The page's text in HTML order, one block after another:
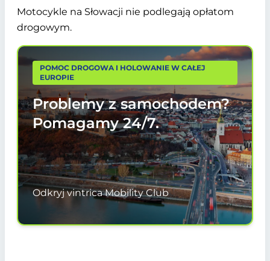
Motocykle na Słowacji nie podlegają opłatom
drogowym.
POMOC DROGOWA I HOLOWANIE W CAŁEJ
EUROPIE
Problemy z samochodem?
Pomagamy24/7.
Odkryj vintrica Mobility Club